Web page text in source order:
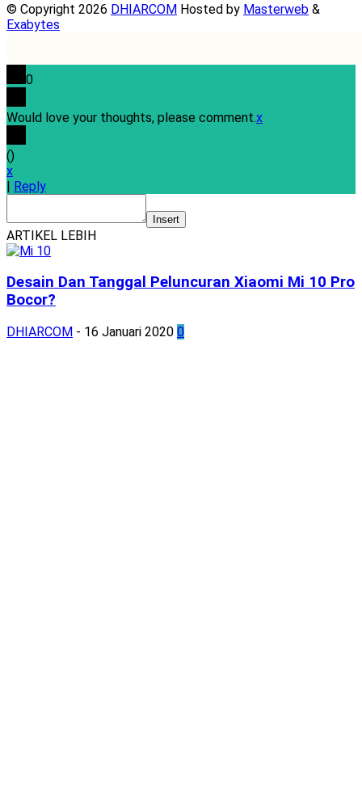
© Copyright 2026 DHIARCOM Hosted by Masterweb &
Exabytes
0
Would love your thoughts, please comment.x
()
x
| Reply
Insert
ARTIKEL LEBIH
Desain Dan Tanggal Peluncuran Xiaomi Mi 10 Pro
Bocor?
DHIARCOM - 16 Januari 2020 0